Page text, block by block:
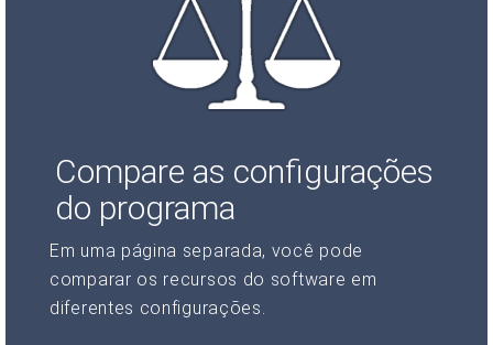
Compare as configurações
do programa
Em uma página separada, você pode
comparar os recursos do software em
diferentes configurações.